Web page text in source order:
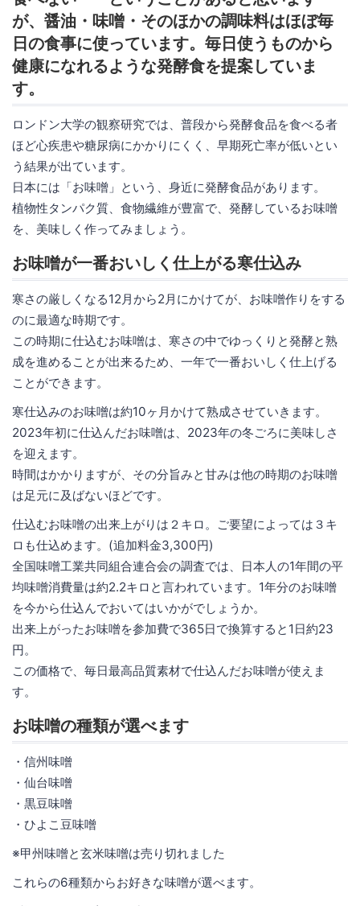
が、醤油・味噌・そのほかの調味料はほぼ毎
日の食事に使っています。毎日使うものから
健康になれるような発酵食を提案していま
す。
ロンドン大学の観察研究では、普段から発酵食品を食べる者
ほど心疾患や糖尿病にかかりにくく、早期死亡率が低いとい
う結果が出ています。
日本には「お味噌」という、身近に発酵食品があります。
植物性タンパク質、食物繊維が豊富で、発酵しているお味噌
を、美味しく作ってみましょう。
お味噌が一番おいしく仕上がる寒仕込み
寒さの厳しくなる12月から2月にかけてが、お味噌作りをする
のに最適な時期です。
この時期に仕込むお味噌は、寒さの中でゆっくりと発酵と熟
成を進めることが出来るため、一年で一番おいしく仕上げる
ことができます。
寒仕込みのお味噌は約10ヶ月かけて熟成させていきます。
2023年初に仕込んだお味噌は、2023年の冬ごろに美味しさ
を迎えます。
時間はかかりますが、その分旨みと甘みは他の時期のお味噌
は足元に及ばないほどです。
仕込むお味噌の出来上がりは２キロ。ご要望によっては３キ
ロも仕込めます。(追加料金3,300円)
全国味噌工業共同組合連合会の調査では、日本人の1年間の平
均味噌消費量は約2.2キロと言われています。1年分のお味噌
を今から仕込んでおいてはいかがでしょうか。
出来上がったお味噌を参加費で365日で換算すると1日約23
円。
この価格で、毎日最高品質素材で仕込んだお味噌が使えま
す。
お味噌の種類が選べます
・信州味噌
・仙台味噌
・黒豆味噌
・ひよこ豆味噌
※甲州味噌と玄米味噌は売り切れました
これらの6種類からお好きな味噌が選べます。